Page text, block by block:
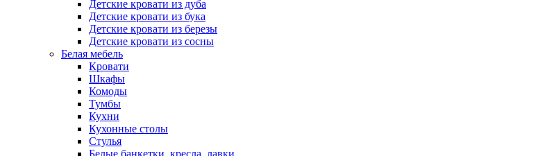
Детские кровати из дуба
Детские кровати из бука
Детские кровати из березы
Детские кровати из сосны
Белая мебель
Кровати
Шкафы
Комоды
Тумбы
Кухни
Кухонные столы
Стулья
Белые банкетки, кресла, лавки